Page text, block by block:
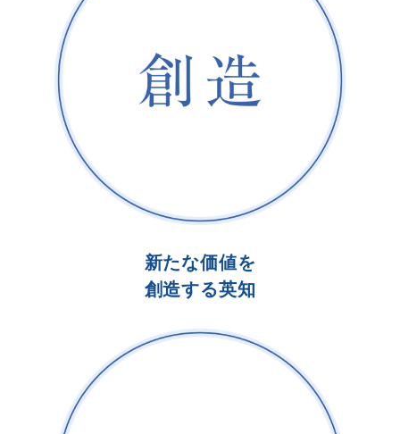
新たな価値を
創造する英知